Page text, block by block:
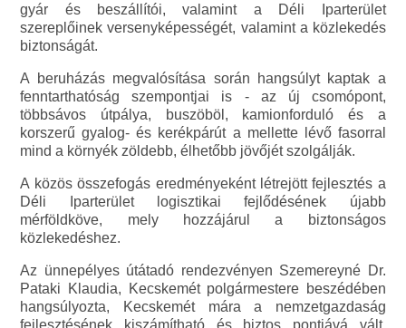
gyár és beszállítói, valamint a Déli Iparterület
szereplőinek versenyképességét, valamint a közlekedés
biztonságát.
A beruházás megvalósítása során hangsúlyt kaptak a
fenntarthatóság szempontjai is - az új csomópont,
többsávos útpálya, buszöböl, kamionforduló és a
korszerű gyalog- és kerékpárút a mellette lévő fasorral
mind a környék zöldebb, élhetőbb jövőjét szolgálják.
A közös összefogás eredményeként létrejött fejlesztés a
Déli Iparterület logisztikai fejlődésének újabb
mérföldköve, mely hozzájárul a biztonságos
közlekedéshez.
Az ünnepélyes útátadó rendezvényen Szemereyné Dr.
Pataki Klaudia, Kecskemét polgármestere beszédében
hangsúlyozta, Kecskemét mára a nemzetgazdaság
fejlesztésének kiszámítható és biztos pontjává vált.